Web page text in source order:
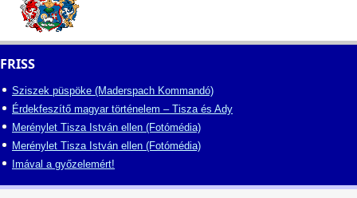
FRISS
Sziszek püspöke (Maderspach Kommandó)
Érdekfeszítő magyar történelem – Tisza és Ady
Merénylet Tisza István ellen (Fotómédia)
Merénylet Tisza István ellen (Fotómédia)
Imával a győzelemért!